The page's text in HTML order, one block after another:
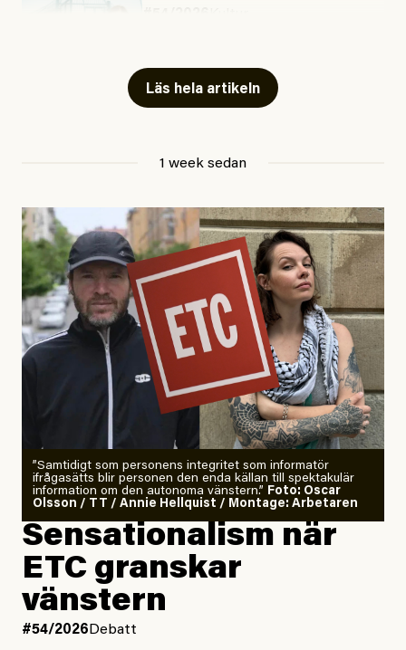
Läs hela artikeln
1 week sedan
”Samtidigt som personens integritet som informatör
ifrågasätts blir personen den enda källan till spektakulär
information om den autonoma vänstern.” Foto: Oscar
Olsson / TT / Annie Hellquist / Montage: Arbetaren
Sensationalism när
ETC granskar
vänstern
#54/2026 Debatt